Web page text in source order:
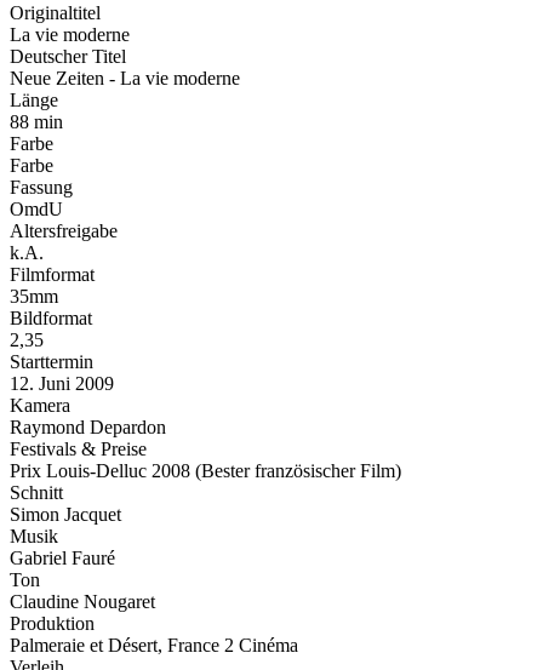
Originaltitel
La vie moderne
Deutscher Titel
Neue Zeiten - La vie moderne
Länge
88 min
Farbe
Farbe
Fassung
OmdU
Altersfreigabe
k.A.
Filmformat
35mm
Bildformat
2,35
Starttermin
12. Juni 2009
Kamera
Raymond Depardon
Festivals & Preise
Prix Louis-Delluc 2008 (Bester französischer Film)
Schnitt
Simon Jacquet
Musik
Gabriel Fauré
Ton
Claudine Nougaret
Produktion
Palmeraie et Désert, France 2 Cinéma